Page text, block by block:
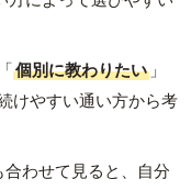
個別に教わりたい 」
けやすい通い方から考
合わせて見ると、自分